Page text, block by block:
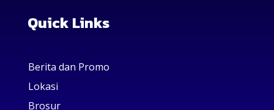
Quick Links
Berita dan Promo
Lokasi
Brosur